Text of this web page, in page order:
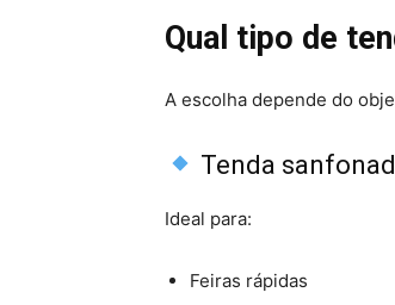
Qual tipo de
A escolha depende do
Tenda
Ideal para:
Feiras rápidas